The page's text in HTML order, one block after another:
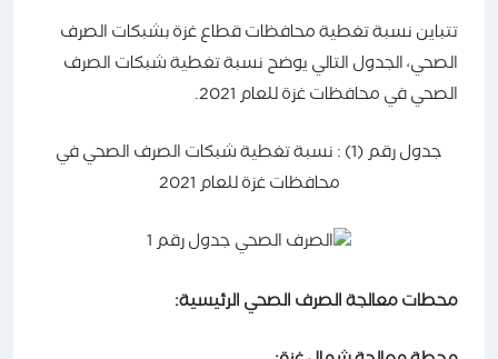
تتباين نسبة تغطية محافظات قطاع غزة بشبكات الصرف
الصحي، الجدول التالي يوضح نسبة تغطية شبكات الصرف
الصحي في محافظات غزة للعام 2021.
جدول رقم (1) : نسبة تغطية شبكات الصرف الصحي في
محافظات غزة للعام 2021
محطات معالجة الصرف الصحي الرئيسية: